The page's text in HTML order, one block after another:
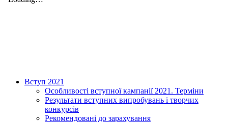
Вступ 2021
Особливості вступної кампанії 2021. Терміни
Результати вступних випробувань і творчих
конкурсів
Рекомендовані до зарахування